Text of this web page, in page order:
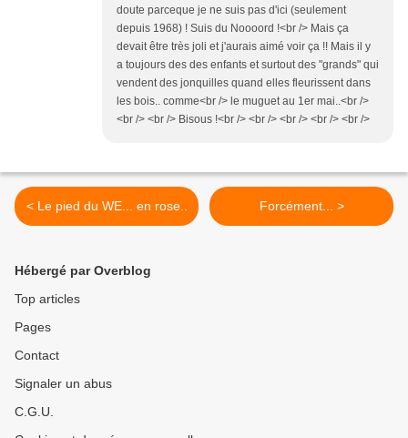
doute parceque je ne suis pas d'ici (seulement
depuis 1968) ! Suis du Noooord !<br /> Mais ça
devait être très joli et j'aurais aimé voir ça !! Mais il y
a toujours des des enfants et surtout des "grands" qui
vendent des jonquilles quand elles fleurissent dans
les bois.. comme<br /> le muguet au 1er mai..<br />
<br /> <br /> Bisous !<br /> <br /> <br /> <br /> <br />
< Le pied du WE... en rose.. Forcément... >
Hébergé par Overblog
Top articles
Pages
Contact
Signaler un abus
C.G.U.